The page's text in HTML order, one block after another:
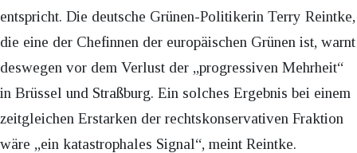
entspricht. Die deutsche Grünen-Politikerin Terry Reintke,
die eine der Chefinnen der europäischen Grünen ist, warnt
deswegen vor dem Verlust der „progressiven Mehrheit“
in Brüssel und Straßburg. Ein solches Ergebnis bei einem
zeitgleichen Erstarken der rechtskonservativen Fraktion
wäre „ein katastrophales Signal“, meint Reintke.